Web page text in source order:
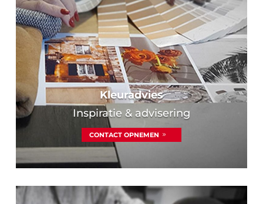
Kleuradvies
Inspiratie & advisering
CONTACT OPNEMEN